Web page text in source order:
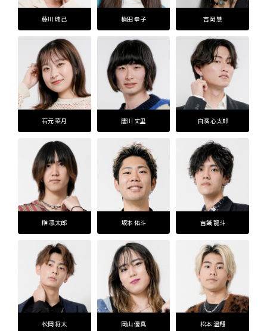
藤川 瑞己 楠田 幸子 吉岡 慧
石元 菜月 唐川 丈里 白濱 心太郎
榊 凛太郎 坂本 佑斗 吉識 龍斗
松岡 将太 岡山 優真 松本 温翔